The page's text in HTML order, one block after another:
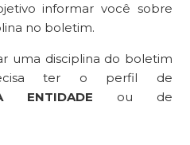
informar você sobre
no boletim.
uma disciplina do boletim
ter o perfil de
ENTIDADE ou de